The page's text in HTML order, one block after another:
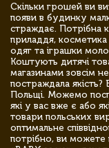
Скільки грошей ви
появи в будинку
страждає. Потрібна
приладдя, косметика
одяг та іграшки
Коштують дитячі
магазинами зовсім
постраждала
Польщі. Можемо
які у вас вже є або
товари польських
оптимальне
потрібно, ви можете